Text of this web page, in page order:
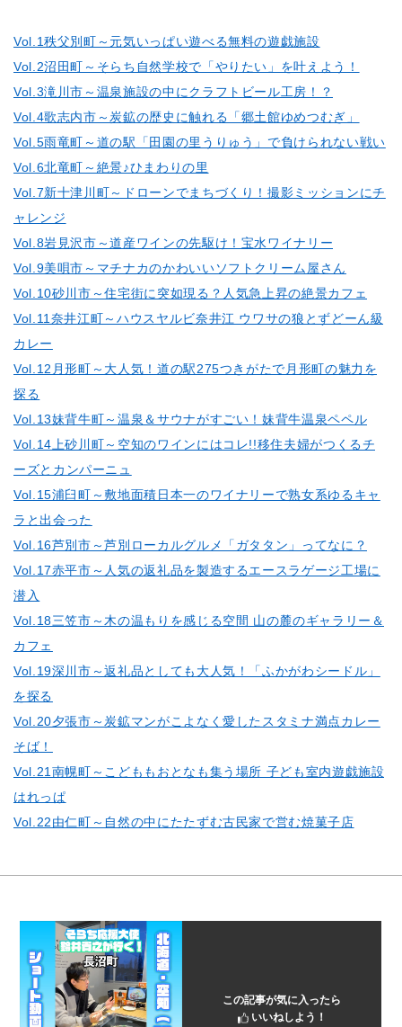
Vol.1秩父別町～元気いっぱい遊べる無料の遊戯施設
Vol.2沼田町～そらち自然学校で「やりたい」を叶えよう！
Vol.3滝川市～温泉施設の中にクラフトビール工房！？
Vol.4歌志内市～炭鉱の歴史に触れる「郷土館ゆめつむぎ」
Vol.5雨竜町～道の駅「田園の里うりゅう」で負けられない戦い
Vol.6北竜町～絶景♪ひまわりの里
Vol.7新十津川町～ドローンでまちづくり！撮影ミッションにチ
ャレンジ
Vol.8岩見沢市～道産ワインの先駆け！宝水ワイナリー
Vol.9美唄市～マチナカのかわいいソフトクリーム屋さん
Vol.10砂川市～住宅街に突如現る？人気急上昇の絶景カフェ
Vol.11奈井江町～ハウスヤルビ奈井江 ウワサの狼とずどーん級
カレー
Vol.12月形町～大人気！道の駅275つきがたで月形町の魅力を
探る
Vol.13妹背牛町～温泉＆サウナがすごい！妹背牛温泉ペペル
Vol.14上砂川町～空知のワインにはコレ!!移住夫婦がつくるチ
ーズとカンパーニュ
Vol.15浦臼町～敷地面積日本一のワイナリーで熟女系ゆるキャ
ラと出会った
Vol.16芦別市～芦別ローカルグルメ「ガタタン」ってなに？
Vol.17赤平市～人気の返礼品を製造するエースラゲージ工場に
潜入
Vol.18三笠市～木の温もりを感じる空間 山の麓のギャラリー＆
カフェ
Vol.19深川市～返礼品としても大人気！「ふかがわシードル」
を探る
Vol.20夕張市～炭鉱マンがこよなく愛したスタミナ満点カレー
そば！
Vol.21南幌町～こどももおとなも集う場所 子ども室内遊戯施設
はれっぱ
Vol.22由仁町～自然の中にたたずむ古民家で営む焼菓子店
この記事が気に入ったら
いいねしよう！